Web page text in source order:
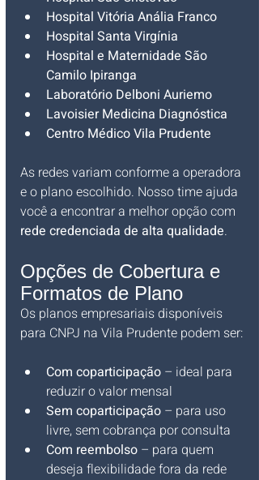
Hospital Vitória Anália Franco
Hospital Santa Virgínia
Hospital e Maternidade São
Camilo Ipiranga
Laboratório Delboni Auriemo
Lavoisier Medicina Diagnóstica
Centro Médico Vila Prudente
As redes variam conforme a operadora
e o plano escolhido. Nosso time ajuda
você a encontrar a melhor opção com
rede credenciada de alta qualidade.
Opções de Cobertura e
Formatos de Plano
Os planos empresariais disponíveis
para CNPJ na Vila Prudente podem ser:
Com coparticipação – ideal para
reduzir o valor mensal
Sem coparticipação – para uso
livre, sem cobrança por consulta
Com reembolso – para quem
deseja flexibilidade fora da rede